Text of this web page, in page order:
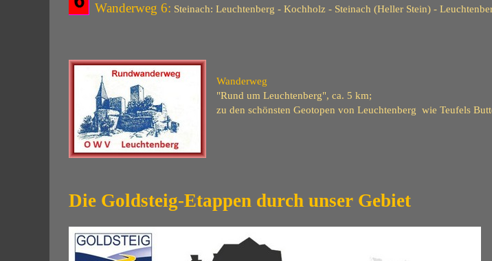
Wanderweg 6: Steinach: Leuchtenberg - Kochholz - Steinach (Heller Stein) -
Wanderweg
"Rund um Leuchtenberg", ca. 5 km;
zu den schönsten Geotopen von Leuchtenberg wie
Die Goldsteig-Etappen durch unser Gebiet